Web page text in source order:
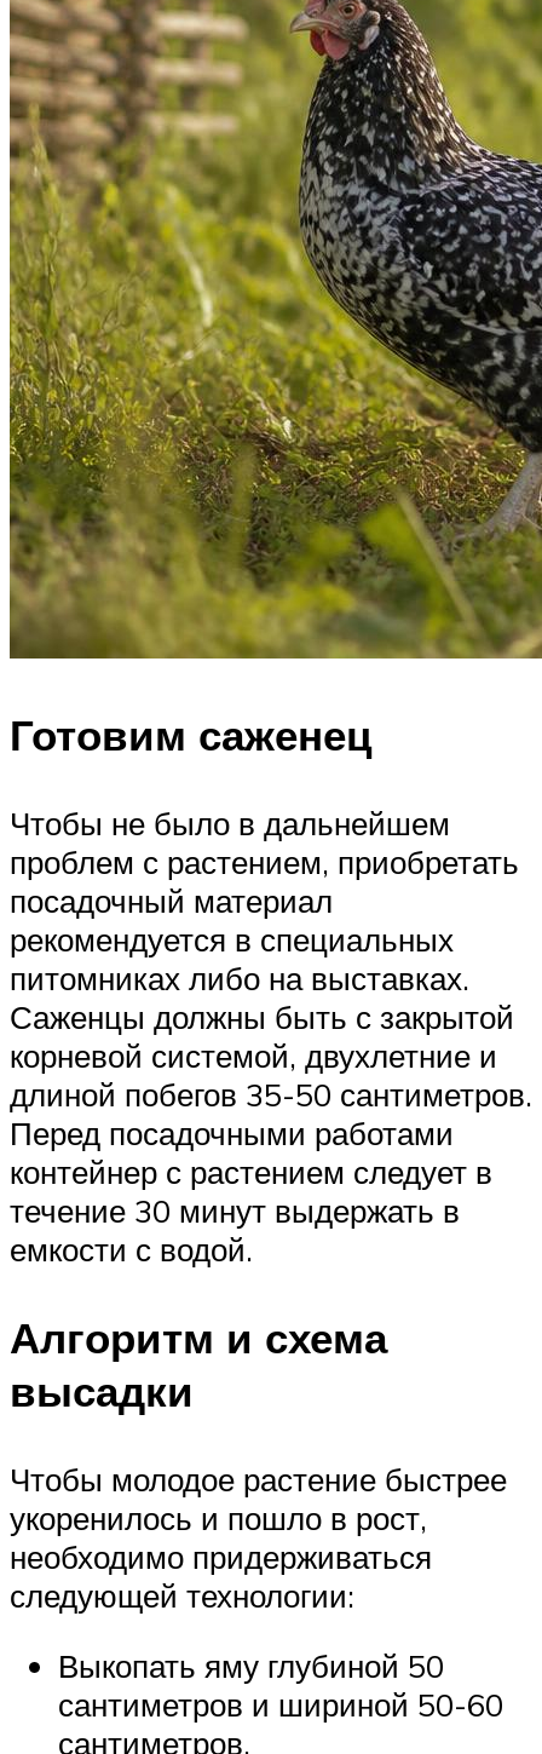
Готовим саженец
Чтобы не было в дальнейшем
проблем с растением, приобретать
посадочный материал
рекомендуется в специальных
питомниках либо на выставках.
Саженцы должны быть с закрытой
корневой системой, двухлетние и
длиной побегов 35-50 сантиметров.
Перед посадочными работами
контейнер с растением следует в
течение 30 минут выдержать в
емкости с водой.
Алгоритм и схема
высадки
Чтобы молодое растение быстрее
укоренилось и пошло в рост,
необходимо придерживаться
следующей технологии:
Выкопать яму глубиной 50
сантиметров и шириной 50-60
сантиметров.